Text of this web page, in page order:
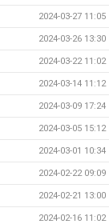
2024-03-27 11:05
2024-03-26 13:30
2024-03-22 11:02
2024-03-14 11:12
2024-03-09 17:24
2024-03-05 15:12
2024-03-01 10:34
2024-02-22 09:09
2024-02-21 13:00
2024-02-16 11:02